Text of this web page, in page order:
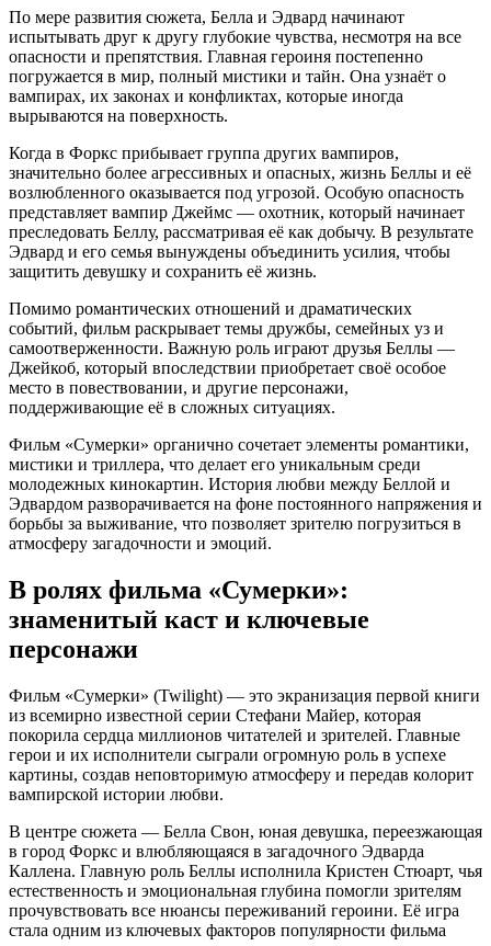
По мере развития сюжета, Белла и Эдвард начинают
испытывать друг к другу глубокие чувства, несмотря на все
опасности и препятствия. Главная героиня постепенно
погружается в мир, полный мистики и тайн. Она узнаёт о
вампирах, их законах и конфликтах, которые иногда
вырываются на поверхность.
Когда в Форкс прибывает группа других вампиров,
значительно более агрессивных и опасных, жизнь Беллы и её
возлюбленного оказывается под угрозой. Особую опасность
представляет вампир Джеймс — охотник, который начинает
преследовать Беллу, рассматривая её как добычу. В результате
Эдвард и его семья вынуждены объединить усилия, чтобы
защитить девушку и сохранить её жизнь.
Помимо романтических отношений и драматических
событий, фильм раскрывает темы дружбы, семейных уз и
самоотверженности. Важную роль играют друзья Беллы —
Джейкоб, который впоследствии приобретает своё особое
место в повествовании, и другие персонажи,
поддерживающие её в сложных ситуациях.
Фильм «Сумерки» органично сочетает элементы романтики,
мистики и триллера, что делает его уникальным среди
молодежных кинокартин. История любви между Беллой и
Эдвардом разворачивается на фоне постоянного напряжения и
борьбы за выживание, что позволяет зрителю погрузиться в
атмосферу загадочности и эмоций.
В ролях фильма «Сумерки»:
знаменитый каст и ключевые
персонажи
Фильм «Сумерки» (Twilight) — это экранизация первой книги
из всемирно известной серии Стефани Майер, которая
покорила сердца миллионов читателей и зрителей. Главные
герои и их исполнители сыграли огромную роль в успехе
картины, создав неповторимую атмосферу и передав колорит
вампирской истории любви.
В центре сюжета — Белла Свон, юная девушка, переезжающая
в город Форкс и влюбляющаяся в загадочного Эдварда
Каллена. Главную роль Беллы исполнила Кристен Стюарт, чья
естественность и эмоциональная глубина помогли зрителям
прочувствовать все нюансы переживаний героини. Её игра
стала одним из ключевых факторов популярности фильма